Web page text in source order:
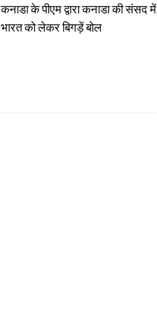
कनाडा के पीएम द्वारा कनाडा की संसद में
भारत को लेकर बिगड़ें बोल